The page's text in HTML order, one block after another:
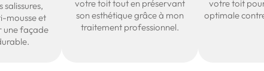
salissures,
mousse et
une façade
votre toit tout en préservant
son esthétique grâce à mon
traitement professionnel.
votre toit
optimale